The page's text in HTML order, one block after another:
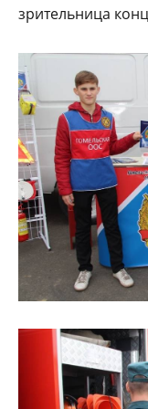
зрительница